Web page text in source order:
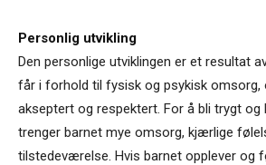
Personlig utvikling
Den personlige utviklingen er et resultat
får i forhold til fysisk og psykisk omsorg,
akseptert og respektert. For å bli trygt
trenger barnet mye omsorg, kjærlige
tilstedeværelse. Hvis barnet opplever og